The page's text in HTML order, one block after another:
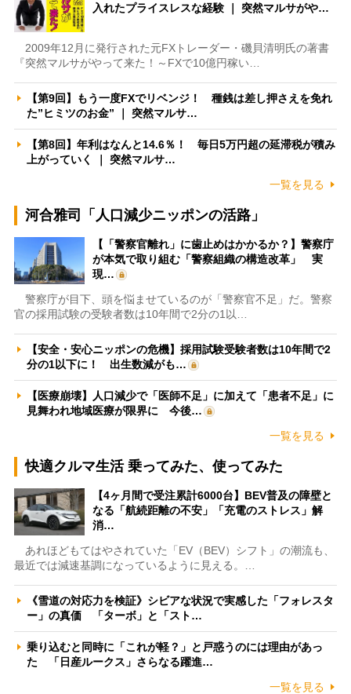
入れたプライスレスな経験 ｜ 突然マルサがや…
2009年12月に発行された元FXトレーダー・磯貝清明氏の著書
『突然マルサがやって来た！～FXで10億円稼い…
【第9回】もう一度FXでリベンジ！ 種銭は差し押さえを免れ
た”ヒミツのお金” ｜ 突然マルサ…
【第8回】年利はなんと14.6％！ 毎日5万円超の延滞税が積み
上がっていく ｜ 突然マルサ…
一覧を見る
河合雅司「人口減少ニッポンの活路」
【「警察官離れ」に歯止めはかかるか？】警察庁
が本気で取り組む「警察組織の構造改革」 実
現…
警察庁が目下、頭を悩ませているのが「警察官不足」だ。警察
官の採用試験の受験者数は10年間で2分の1以…
【安全・安心ニッポンの危機】採用試験受験者数は10年間で2
分の1以下に！ 出生数減がも…
【医療崩壊】人口減少で「医師不足」に加えて「患者不足」に
見舞われ地域医療が限界に 今後…
一覧を見る
快適クルマ生活 乗ってみた、使ってみた
【4ヶ月間で受注累計6000台】BEV普及の障壁と
なる「航続距離の不安」「充電のストレス」解
消…
あれほどもてはやされていた「EV（BEV）シフト」の潮流も、
最近では減速基調になっているように見える。…
《雪道の対応力を検証》シビアな状況で実感した「フォレスタ
ー」の真価 「ターボ」と「スト…
乗り込むと同時に「これが軽？」と戸惑うのには理由があっ
た 「日産ルークス」さらなる躍進…
一覧を見る